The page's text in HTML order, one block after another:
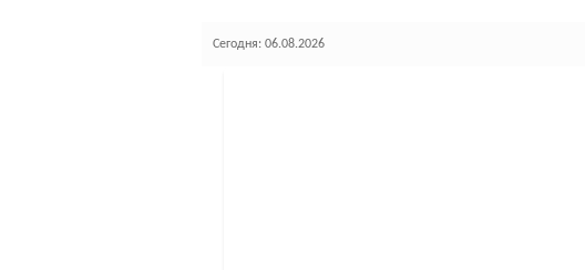
Сегодня: 06.08.2026